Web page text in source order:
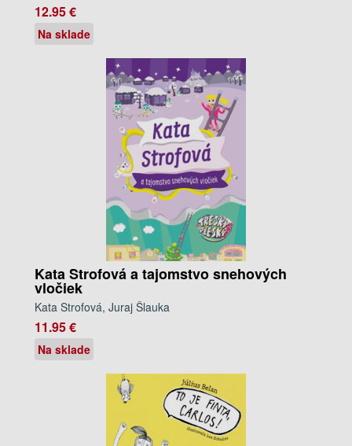
12.95 €
Na sklade
Kata Strofová a tajomstvo snehových
vločiek
Kata Strofová, Juraj Šlauka
11.95 €
Na sklade